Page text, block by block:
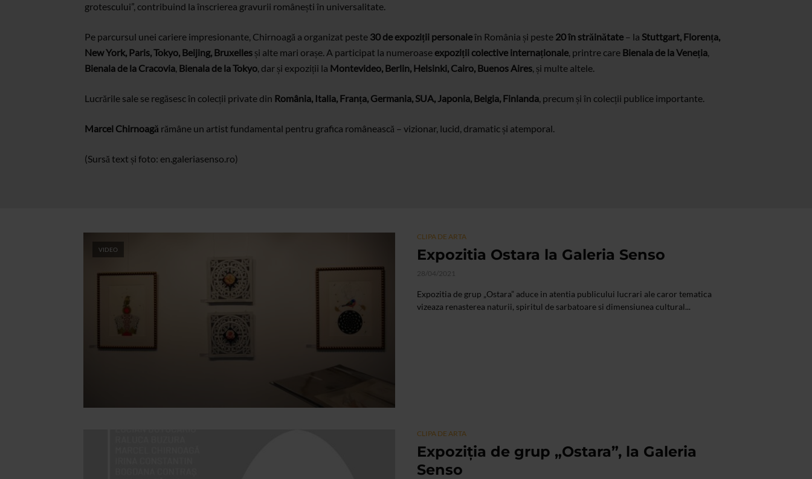
grotescului”, contribuind la înscrierea gravurii românești în universalitate.
Pe parcursul unei cariere impresionante, Chirnoagă a organizat peste 30 de expoziții personaleîn România și peste 20 în străinătate – la Stuttgart, Florența,
New York, Paris, Tokyo, Beijing, Bruxelles și alte mari orașe. A participat la numeroase expoziții colective internaționale, printre care Bienala de la Veneția,
Bienala de la Cracovia, Bienala de la Tokyo, dar și expoziții la Montevideo, Berlin, Helsinki, Cairo, Buenos Aires, și multe altele.
Lucrările sale se regăsesc în colecții private din România, Italia, Franța, Germania, SUA, Japonia, Belgia, Finlanda, precum și în colecții publice importante.
Marcel Chirnoagă rămâne un artist fundamental pentru grafica românească – vizionar, lucid, dramatic și atemporal.
(Sursă text și foto: en.galeriasenso.ro)
VIDEO
CLIPA DE ARTA
Expozitia Ostara la Galeria Senso
28/04/2021
Expozitia de grup „Ostara” aduce in atentia publicului lucrari ale caror tematica
vizeaza renasterea naturii, spiritul de sarbatoare si dimensiunea cultural...
CLIPA DE ARTA
Expoziția de grup „Ostara”, la Galeria
Senso